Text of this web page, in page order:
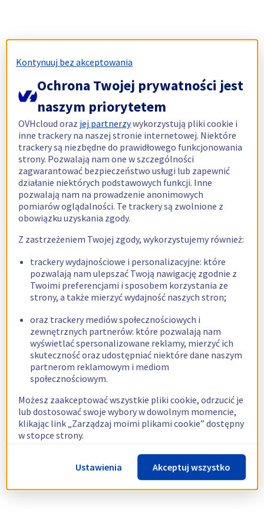
Kontynuuj bez akceptowania
Ochrona Twojej prywatności jest
naszym priorytetem
OVHcloud oraz jej partnerzywykorzystują pliki cookie i
inne trackery na naszej stronie internetowej. Niektóre
trackery są niezbędne do prawidłowego funkcjonowania
strony. Pozwalają nam one w szczególności
zagwarantować bezpieczeństwo usługi lub zapewnić
działanie niektórych podstawowych funkcji. Inne
pozwalają nam na prowadzenie anonimowych
pomiarów oglądalności. Te trackery są zwolnione z
obowiązku uzyskania zgody.
Z zastrzeżeniem Twojej zgody, wykorzystujemy również:
trackery wydajnościowe i personalizacyjne: które
pozwalają nam ulepszać Twoją nawigację zgodnie z
Twoimi preferencjami i sposobem korzystania ze
strony, a także mierzyć wydajność naszych stron;
oraz trackery mediów społecznościowych i
zewnętrznych partnerów: które pozwalają nam
wyświetlać spersonalizowane reklamy, mierzyć ich
skuteczność oraz udostępniać niektóre dane naszym
partnerom reklamowym i mediom
społecznościowym.
Możesz zaakceptować wszystkie pliki cookie, odrzucić je
lub dostosować swoje wybory w dowolnym momencie,
klikając link „Zarządzaj moimi plikami cookie” dostępny
w stopce strony.
Więcej informacji znajdziesz w naszejpolityce
dotyczącej wykorzystywania plików cookie.
Ustawienia Akceptuj wszystko